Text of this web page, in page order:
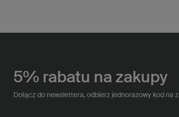
5% rabatu na zakupy
Dołącz do newslettera, odbierz jednorazowy kod na